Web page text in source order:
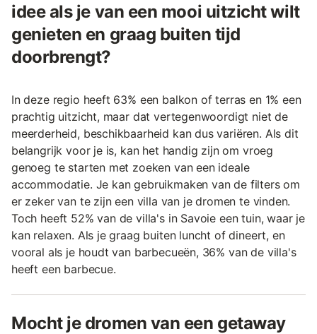
idee als je van een mooi uitzicht wilt
genieten en graag buiten tijd
doorbrengt?
In deze regio heeft 63% een balkon of terras en 1% een
prachtig uitzicht, maar dat vertegenwoordigt niet de
meerderheid, beschikbaarheid kan dus variëren. Als dit
belangrijk voor je is, kan het handig zijn om vroeg
genoeg te starten met zoeken van een ideale
accommodatie. Je kan gebruikmaken van de filters om
er zeker van te zijn een villa van je dromen te vinden.
Toch heeft 52% van de villa's in Savoie een tuin, waar je
kan relaxen. Als je graag buiten luncht of dineert, en
vooral als je houdt van barbecueën, 36% van de villa's
heeft een barbecue.
Mocht je dromen van een getaway